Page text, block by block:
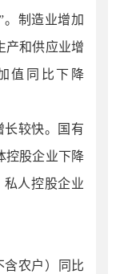
。制造业增加
产和供应业增
值同比下降
长较快。国有
控股企业下降
私人控股企业
含农户）同比